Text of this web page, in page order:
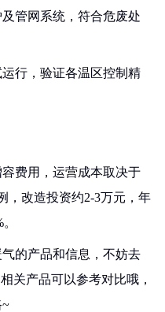
管网系统，符合危废处
行，验证各温区控制精
费用，运营成本取决于
，改造投资约2-3万元，年
的产品和信息，不妨去
关产品可以参考对比哦，
~